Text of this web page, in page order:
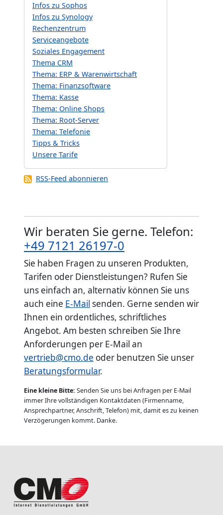
Infos zu Sophos
Infos zu Synology
Rechenzentrum
Serviceangebote
Soziales Engagement
Thema CRM
Thema: ERP & Warenwirtschaft
Thema: Finanzsoftware
Thema: Kasse
Thema: Online Shops
Thema: Root-Server
Thema: Telefonie
Tipps & Tricks
Unsere Tarife
RSS-Feed abonnieren
Wir beraten Sie gerne. Telefon:
+49 7121 26197-0
Sie haben Fragen zu unseren Produkten,
Tarifen oder Dienstleistungen? Rufen Sie
uns einfach an, alternativ können Sie uns
auch eine E-Mail senden. Gerne senden wir
Ihnen ein ordentliches, schriftliches
Angebot. Am besten schreiben Sie Ihre
Anforderungen per E-Mail an
vertrieb@cmo.de oder benutzen Sie unser
Beratungsformular.
Eine kleine Bitte: Senden Sie uns bei Anfragen per E-Mail
immer Ihre vollständigen Kontaktdaten (Firmenname,
Ansprechpartner, Anschrift, Telefon) mit, damit es zu keinen
Verzögerungen kommt. Danke.